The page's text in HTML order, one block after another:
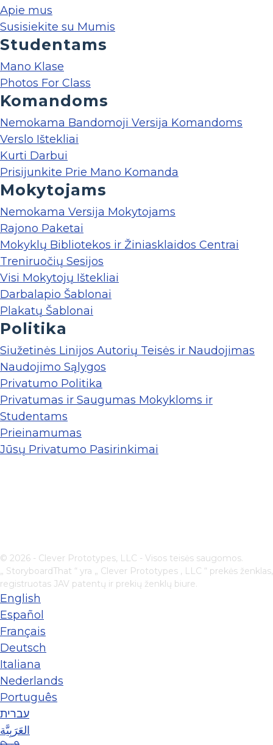
Apie mus
Susisiekite su Mumis
Studentams
Mano Klase
Photos For Class
Komandoms
Nemokama Bandomoji Versija Komandoms
Verslo Ištekliai
Kurti Darbui
Prisijunkite Prie Mano Komanda
Mokytojams
Nemokama Versija Mokytojams
Rajono Paketai
Mokyklų Bibliotekos ir Žiniasklaidos Centrai
Treniruočių Sesijos
Visi Mokytojų Ištekliai
Darbalapio Šablonai
Plakatų Šablonai
Politika
Siužetinės Linijos Autorių Teisės ir Naudojimas
Naudojimo Sąlygos
Privatumo Politika
Privatumas ir Saugumas Mokykloms ir
Studentams
Prieinamumas
Jūsų Privatumo Pasirinkimai
© 2026 - Clever Prototypes, LLC - Visos teisės saugomos.
„ StoryboardThat “ yra „ Clever Prototypes , LLC “ prekės ženklas,
registruotas JAV patentų ir prekių ženklų biure.
English
Español
Français
Deutsch
Italiana
Nederlands
Português
עברית
العَرَبِيَّة